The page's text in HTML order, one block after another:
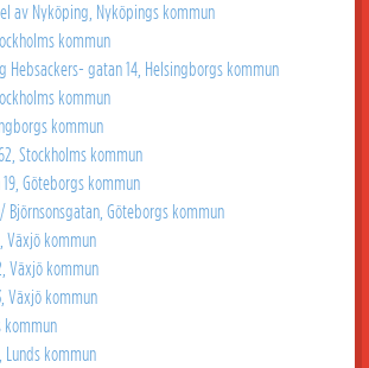
av Nyköping, Nyköpings kommun
kommun
Hebsackers- gatan 14, Helsingborgs kommun
kommun
kommun
Stockholms kommun
19, Göteborgs kommun
Björnsonsgatan, Göteborgs kommun
Växjö kommun
Växjö kommun
Växjö kommun
kommun
Lunds kommun